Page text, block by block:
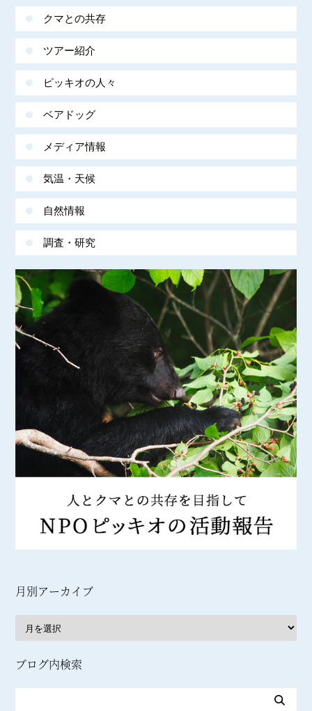
クマとの共存
ツアー紹介
ピッキオの人々
ベアドッグ
メディア情報
気温・天候
自然情報
調査・研究
月別アーカイブ
ブログ内検索